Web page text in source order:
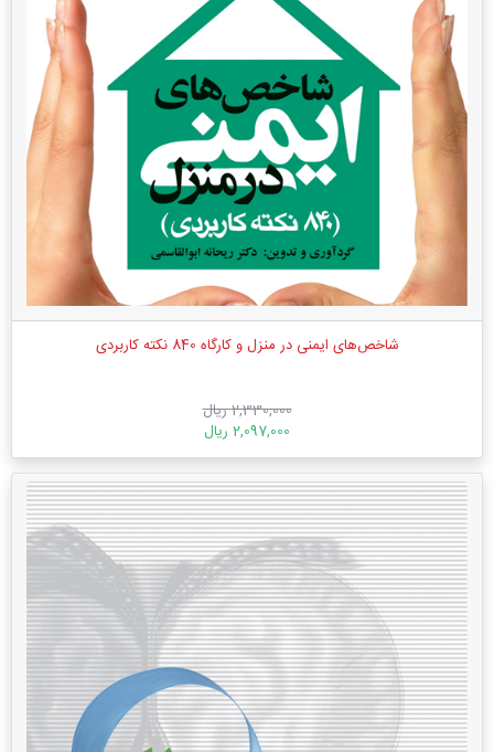
شاخص‌های ایمنی در منزل و کارگاه 840 نکته کاربردی
2,330,000 ریال
2,097,000 ریال